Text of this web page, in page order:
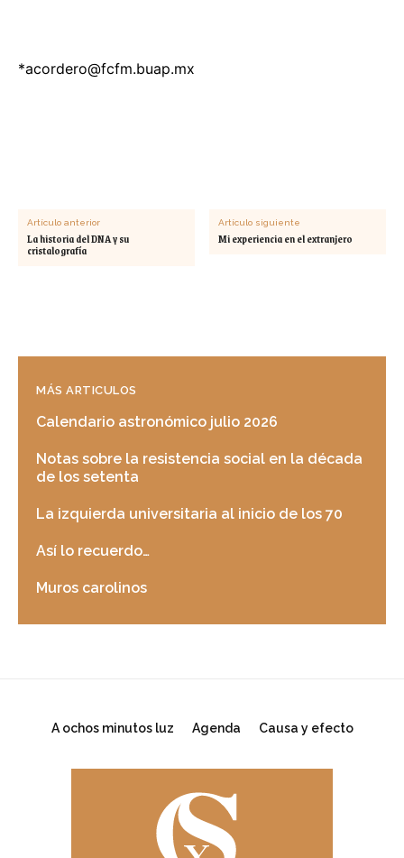
*acordero@fcfm.buap.mx
Artículo anterior
La historia del DNA y su
cristalografía
Artículo siguiente
Mi experiencia en el extranjero
MÁS ARTICULOS
Calendario astronómico julio 2026
Notas sobre la resistencia social en la década
de los setenta
La izquierda universitaria al inicio de los 70
Así lo recuerdo…
Muros carolinos
A ochos minutos luz Agenda Causa y efecto